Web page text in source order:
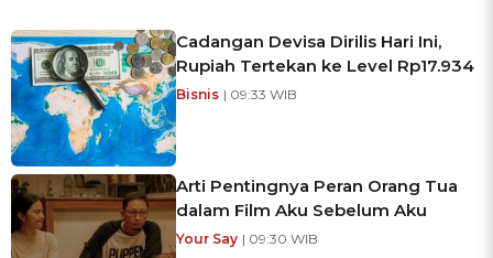
Cadangan Devisa Dirilis Hari Ini,
Rupiah Tertekan ke Level Rp17.934
Bisnis | 09:33 WIB
Arti Pentingnya Peran Orang Tua
dalam Film Aku Sebelum Aku
Your Say | 09:30 WIB